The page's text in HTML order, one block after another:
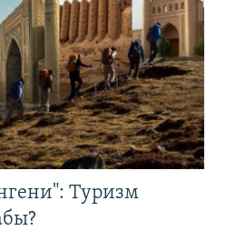
Туризм